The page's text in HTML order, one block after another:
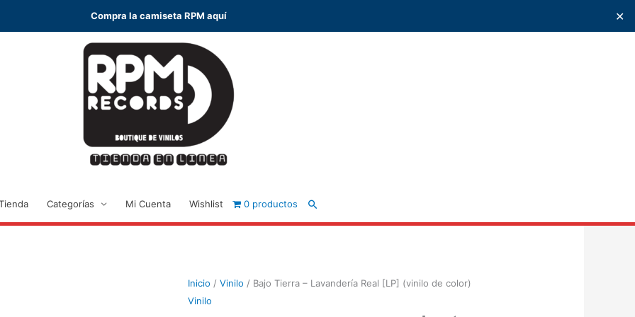
Compra la camiseta RPM aquí ✕
Categorías Mi Cuenta Wishlist 0 productos Buscar
Inicio /Vinilo / Bajo Tierra – Lavandería Real [LP] (vinilo de color)
Vinilo